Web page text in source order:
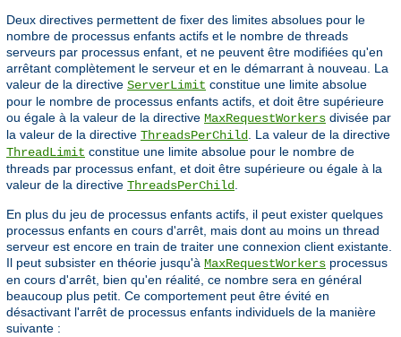
Deux directives permettent de fixer des limites absolues pour le
nombre de processus enfants actifs et le nombre de threads
serveurs par processus enfant, et ne peuvent être modifiées qu'en
arrêtant complètement le serveur et en le démarrant à nouveau. La
valeur de la directive ServerLimit constitue une limite absolue
pour le nombre de processus enfants actifs, et doit être supérieure
ou égale à la valeur de la directive MaxRequestWorkers divisée par
la valeur de la directive ThreadsPerChild. La valeur de la directive
ThreadLimit constitue une limite absolue pour le nombre de
threads par processus enfant, et doit être supérieure ou égale à la
valeur de la directive ThreadsPerChild.
En plus du jeu de processus enfants actifs, il peut exister quelques
processus enfants en cours d'arrêt, mais dont au moins un thread
serveur est encore en train de traiter une connexion client existante.
Il peut subsister en théorie jusqu'à MaxRequestWorkers processus
en cours d'arrêt, bien qu'en réalité, ce nombre sera en général
beaucoup plus petit. Ce comportement peut être évité en
désactivant l'arrêt de processus enfants individuels de la manière
suivante :